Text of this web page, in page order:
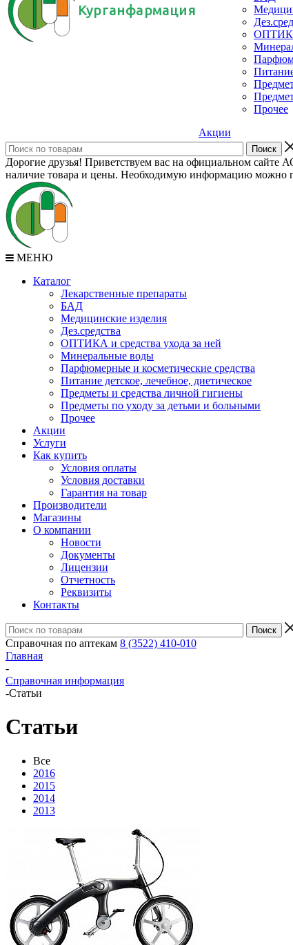
Курганфармация
ОПТИКА
Прочее
Акции
Дорогие друзья! Приветствуем вас на официальном сайте
наличие товара и цены. Необходимую информацию можно
МЕНЮ
Каталог
Лекарственные препараты
БАД
Медицинские изделия
Дез.средства
ОПТИКА и средства ухода за ней
Минеральные воды
Парфюмерные и косметические средства
Питание детское, лечебное, диетическое
Предметы и средства личной гигиены
Предметы по уходу за детьми и больными
Прочее
Акции
Услуги
Как купить
Условия оплаты
Условия доставки
Гарантия на товар
Производители
Магазины
О компании
Новости
Документы
Лицензии
Отчетность
Реквизиты
Контакты
Справочная по аптекам 8 (3522) 410-010
Главная
-
Справочная информация
-Статьи
Статьи
Все
2016
2015
2014
2013